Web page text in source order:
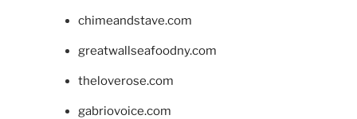
chimeandstave.com
greatwallseafoodny.com
theloverose.com
gabriovoice.com